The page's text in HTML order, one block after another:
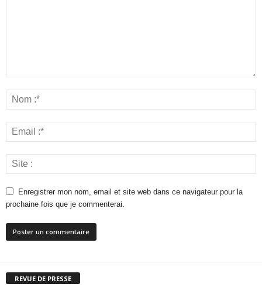
Enregistrer mon nom, email et site web dans ce navigateur pour la
prochaine fois que je commenterai.
REVUE DE PRESSE